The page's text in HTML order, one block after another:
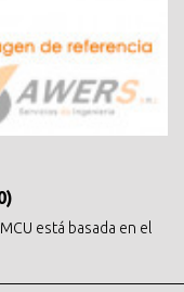
está basada en el